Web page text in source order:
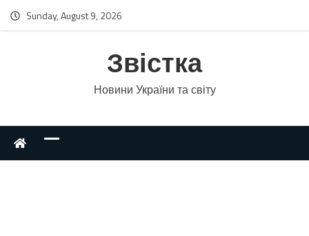
Sunday, August 9, 2026
Звістка
Новини України та світу